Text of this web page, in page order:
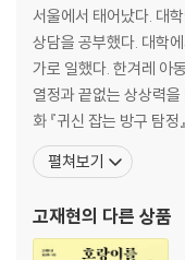
〈생생 현대사 동화〉 시리
이 활발히 벌어지던 1970
장편 동화입니다.
[도서] 가족을 찾는 사람들
“이렇게 많은 사람들이 서
1983년 전국을 통곡과 눈
3. 개천에서 용 난다
4. 슈샤인 보이 일남이
5. 세상에 공짜가 어디 있어
6. 딸 부잣집 셋째 딸
7. 파고다 공원에 대통령이
8. 밤에 온 손님
9. 꽃나무에 총알이 박혔다
『내일은 해가 뜬다』
서울에서 태어났다. 대
상담을 공부했다. 대학
가로 일했다. 한겨레 아
열정과 끝없는 상상력을
화 『귀신 잡는 방구 탐정
이 시계』 등을 썼다. “어려서부터 우리가 사는 세상에는 또 다른 공간
이 있다고 믿었다. 눈에
들도 늘 궁금했습니다. 여
펼쳐보기
고재현의 다른 상품